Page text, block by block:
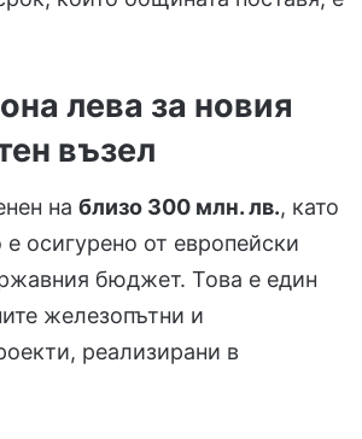
лева за новия
възел
на близо 300 млн. лв., като
осигурено от европейски
бюджет. Това е един
железопътни и
реализирани в